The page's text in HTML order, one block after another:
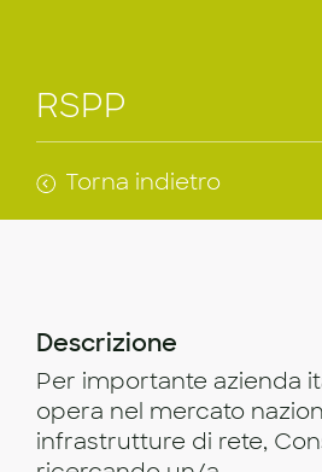
RSPP
Torna indietro
Descrizione
Per importante azienda
opera nel mercato
infrastrutture di rete,